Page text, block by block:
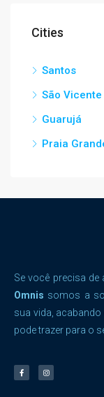
Cities
Santos
São Vicente
Guarujá
Praia
Se você precisa
Omnis somos a
sua vida,
pode trazer para o